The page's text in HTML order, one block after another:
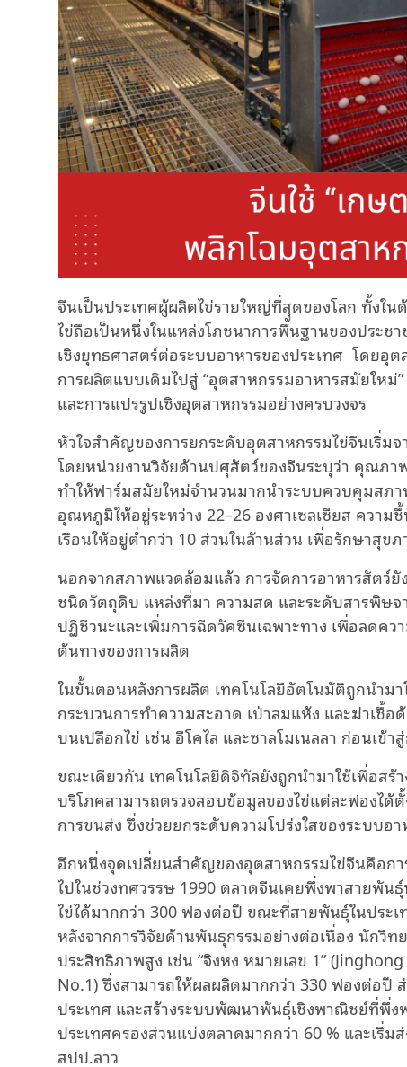
จีนเป็นประเทศผู้ผลิตไข่รายใหญ่ที่สุดของโลก ทั้งใ
ไข่ถือเป็นหนึ่งในแหล่งโภชนาการพื้นฐานของประ
เชิงยุทธศาสตร์ต่อระบบอาหารของประเทศ โดยอุ
การผลิตแบบเดิมไปสู่ “อุตสาหกรรมอาหารสมัยให
และการแปรรูปเชิงอุตสาหกรรมอย่างครบวงจร
หัวใจสำคัญของการยกระดับอุตสาหกรรมไข่จีนเริ่ม
โดยหน่วยงานวิจัยด้านปศุสัตว์ของจีนระบุว่า คุณภ
ทำให้ฟาร์มสมัยใหม่จำนวนมากนำระบบควบคุมสภ
อุณหภูมิให้อยู่ระหว่าง 22–26 องศาเซลเซียส ความ
เรือนให้อยู่ต่ำกว่า 10 ส่วนในล้านส่วน เพื่อรักษาสุ
นอกจากสภาพแวดล้อมแล้ว การจัดการอาหารสัตว์
ชนิดวัตถุดิบ แหล่งที่มา ความสด และระดับสารพิษจ
ปฏิชีวนะและเพิ่มการฉีดวัคซีนเฉพาะทาง เพื่อลดคว
ต้นทางของการผลิต
ในขั้นตอนหลังการผลิต เทคโนโลยีอัตโนมัติถูกนำม
กระบวนการทำความสะอาด เป่าลมแห้ง และฆ่าเชื้อ
บนเปลือกไข่ เช่น อีโคไล และซาลโมเนลลา ก่อนเข้
ขณะเดียวกัน เทคโนโลยีดิจิทัลยังถูกนำมาใช้เพื่อส
บริโภคสามารถตรวจสอบข้อมูลของไข่แต่ละฟองได้
การขนส่ง ซึ่งช่วยยกระดับความโปร่งใสของระบบอ
อีกหนึ่งจุดเปลี่ยนสำคัญของอุตสาหกรรมไข่จีนคือก
ไปในช่วงทศวรรษ 1990 ตลาดจีนเคยพึ่งพาสายพันธุ์
ไข่ได้มากกว่า 300 ฟองต่อปี ขณะที่สายพันธุ์ในประ
หลังจากการวิจัยด้านพันธุกรรมอย่างต่อเนื่อง นักวิ
ประสิทธิภาพสูง เช่น “จิงหง หมายเลข 1”
No.1) ซึ่งสามารถให้ผลผลิตมากกว่า 330 ฟองต่อปี
ประเทศ และสร้างระบบพัฒนาพันธุ์เชิงพาณิชย์ที่พึ่ง
ประเทศครองส่วนแบ่งตลาดมากกว่า 60 % และเริ่
สปป.ลาว